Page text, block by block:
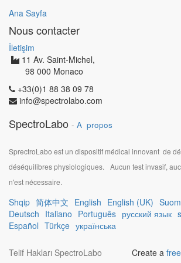
Ana Sayfa
Nous contacter
İletişim
11 Av. Saint-Michel,
98 000 Monaco
+33(0)1 88 38 09 78
info@spectrolabo.com
SpectroLabo - A propos
SprectroLabo est un dispositif médical innovant de
déséquilibres physiologiques.
Aucun test invasif,
n'est nécessaire.
Shqip 简体中文 English English (UK)
Deutsch Italiano Português русский язык
Español Türkçe українська
Create a
Telif Hakları SpectroLabo